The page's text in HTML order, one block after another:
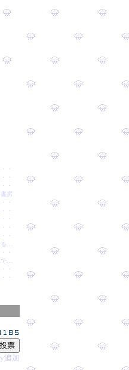
・
・
・
房
・
・
・
・
・
…
・
…
・
・
追加